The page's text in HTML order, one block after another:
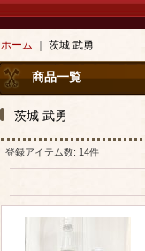
ホーム 茨城 武勇
商品一覧
茨城 武勇
登録アイテム数: 14件